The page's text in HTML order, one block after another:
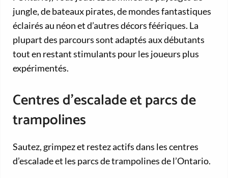
jungle, de bateaux pirates, de mondes fantastiques
éclairés au néon et d’autres décors féériques. La
plupart des parcours sont adaptés aux débutants
tout en restant stimulants pour les joueurs plus
expérimentés.
Centres d’escalade et parcs de
trampolines
Sautez, grimpez et restez actifs dans les centres
d’escalade et les parcs de trampolines de l’Ontario.